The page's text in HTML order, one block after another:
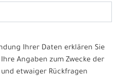
Ihrer Daten erklären Sie
Angaben zum Zwecke der
etwaiger Rückfragen